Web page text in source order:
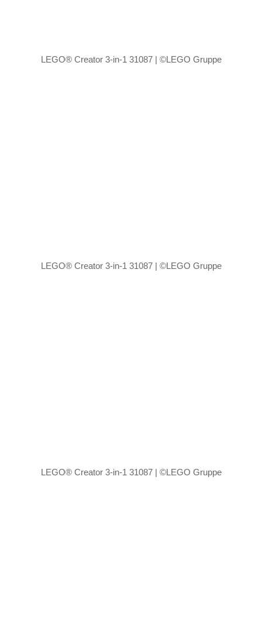
LEGO® Creator 3-in-1 31087 | ©LEGO Gruppe
LEGO® Creator 3-in-1 31087 | ©LEGO Gruppe
LEGO® Creator 3-in-1 31087 | ©LEGO Gruppe